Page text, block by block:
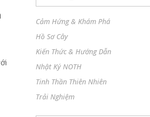
Cảm Hứng & Khám Phá
Hồ Sơ Cây
Kiến Thức & Hướng Dẫn
Nhật Ký NOTH
Tinh Thần Thiên Nhiên
Trải Nghiệm